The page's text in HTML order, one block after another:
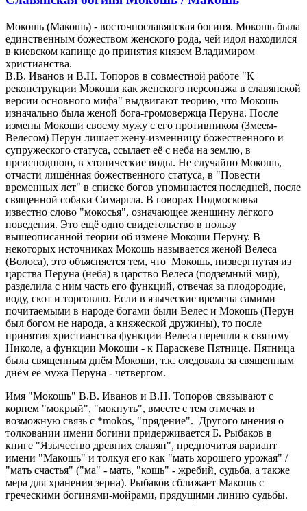
Мокошь (Макошь) - восточнославянская богиня. Мокошь была
единственным божеством женского рода, чей идол находился
в киевском капище до принятия князем Владимиром
христианства.
В.В. Иванов и В.Н. Топоров в совместной работе "К
реконструкции Мокоши как женского персонажа в славянской
версии основного мифа" выдвигают теорию, что Мокошь
изначально была женой бога-громовержца Перуна. После
измены Мокоши своему мужу с его противником (Змеем-
Велесом) Перун лишает жену-изменницу божественного и
супружеского статуса, ссылает её с неба на землю, в
преисподнюю, в хтонические воды. Не случайно Мокошь,
отчасти лишённая божественного статуса, в "Повести
временных лет" в списке богов упоминается последней, после
священной собаки Симаpгла. В говорах Подмосковья
известно слово "мокосья", означающее женщину лёгкого
поведения. Это ещё одно свидетельство в пользу
вышеописанной теории об измене Мокоши Перуну. В
некоторых источниках Мокошь называется женой Велеса
(Волоса), это объясняется тем, что Мокошь, низвергнутая из
царства Перуна (неба) в царство Велеса (подземный мир),
разделила с ним часть его функций, отвечая за плодородие,
воду, скот и торговлю. Если в языческие времена самими
почитаемыми в народе богами были Велес и Мокошь (Перун
был богом не народа, а княжеской дружины), то после
принятия христианства функции Велеса перешли к святому
Николе, а функции Мокоши - к Параскеве Пятнице. Пятница
была священным днём Мокоши, т.к. следовала за священным
днём её мужа Перуна - четвергом.
Имя "Мокошь" В.В. Иванов и В.Н. Топоров связывают с
корнем "мокрый", "мокнуть", вместе с тем отмечая и
возможную связь с *mokos, "прядение". Другого мнения о
толковании имени богини придерживается Б. Рыбаков в
книге "Язычество древних славян", предпочитая вариант
имени "Макошь" и толкуя его как "мать хорошего урожая" /
"мать счастья" ("ма" - мать, "кошь" - жребий, судьба, а также
мера для хранения зерна). Рыбаков сближает Макошь с
греческими богинями-мойрами, прядущими линию судьбы.